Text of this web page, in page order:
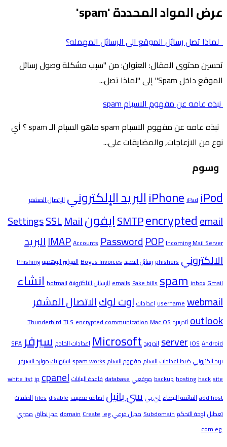
عرض المواد المحددة 'spam'
لماذا تصل رسائل الموقع الي الرسائل المهمله؟
تحسين محتوى المقال: العنوان: من "سبب مشكلة وصول رسائل
الموقع داخل Spam" إلى "لماذا تصل...
نبذه عامه عن مفهوم الاسبام spam
نبذه عامه عن مفهوم الاسبام spam ماهو السبام الـ spam ؟ أي
نوع من الازعاجات, والمضايقات على...
وسوم
iPhoneiPadiPod البريد الإلكتروني الإتصال المشفر
SMTPencryptedemail ايفون SettingsSSLMail
IMAPAccountsPasswordPOPIncoming Mail Server
البريد
الالكتروني phishers رسائل التصيدBogus Invoicesالفواتير الوهميةPhishing
emailsFake billsspaminboxGmail الرسائل الالكترونيةhotmailانشاء
usernamewebmail اعداداتاوت لوكالاتصال المشفر
outlookثندربيرد ThunderbirdTLSencrypted communicationMac OS
serverIOSAndroid اندرويدMicrosoftاعدادات الخادمسيرفرSPA
بريد الكترونيضبط اعداداتالسباممفهوم السبامspam worksاستهلاك موارد السيرفر
backuphostinghacksite موقعيdatabaseقاعدة البيانات white listipcpanel
add hostالقائمة البيضاءاي بيسي بانيل اضافة مضيف filesdisable
الملفات
تعطيللوحة التحكمSubdomainمجال فرعي domainCreate.eg حجز نطاقمصري
.com.eg